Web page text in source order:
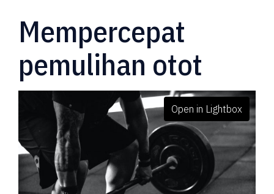
Mempercepat
pemulihan otot
Open in Lightbox